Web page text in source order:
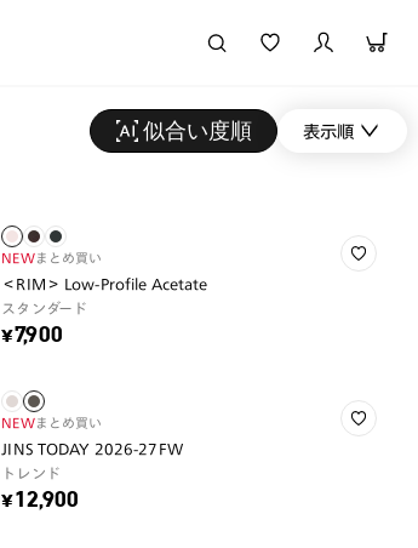
似合い度順 表示順
NEWまとめ買い
＜RIM＞ Low-Profile Acetate
スタンダード
¥7,900
NEWまとめ買い
JINS TODAY 2026-27FW
トレンド
¥12,900